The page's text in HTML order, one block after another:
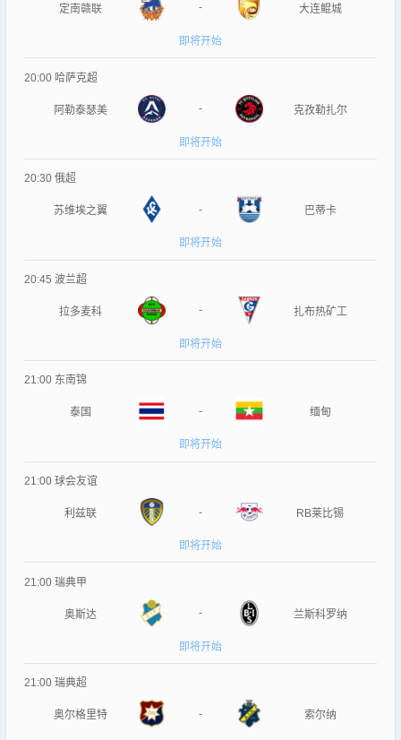
定南赣联 - 大连鲲城
即将开始
20:00 哈萨克超
阿勒泰瑟美 - 克孜勒扎尔
即将开始
20:30 俄超
苏维埃之翼 - 巴蒂卡
即将开始
20:45 波兰超
拉多麦科 - 扎布热矿工
即将开始
21:00 东南锦
泰国 - 缅甸
即将开始
21:00 球会友谊
利兹联 - RB莱比锡
即将开始
21:00 瑞典甲
奥斯达 - 兰斯科罗纳
即将开始
21:00 瑞典超
奥尔格里特 - 索尔纳